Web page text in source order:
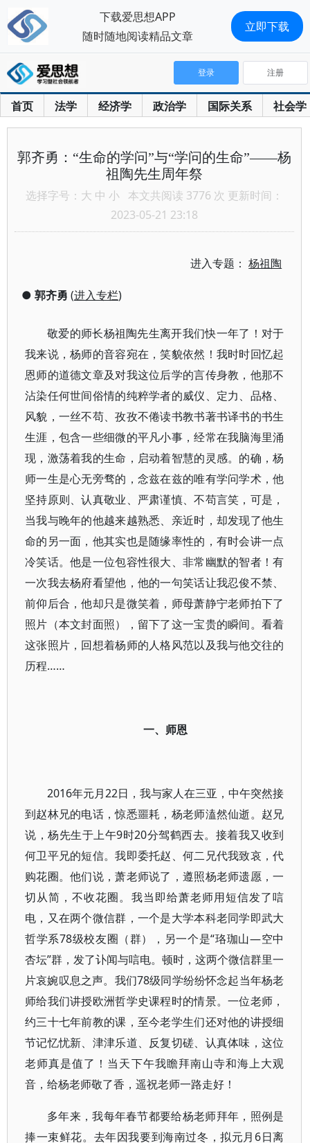
首页 法学 经济学 政治学 国际关系 社会学
登录 注册
郭齐勇：“生命的学问”与“学问的生命”——杨
祖陶先生周年祭
选择字号： 大 中 小 本文共阅读 3776 次 更新时间：
2023-05-21 23:18
进入专题：杨祖陶
● 郭齐勇 (进入专栏)
敬爱的师长杨祖陶先生离开我们快一年了！对于
我来说，杨师的音容宛在，笑貌依然！我时时回忆起
恩师的道德文章及对我这位后学的言传身教，他那不
沾染任何世间俗情的纯粹学者的威仪、定力、品格、
风貌，一丝不苟、孜孜不倦读书教书著书译书的书生
生涯，包含一些细微的平凡小事，经常在我脑海里涌
现，激荡着我的生命，启动着智慧的灵感。的确，杨
师一生是心无旁骛的，念兹在兹的唯有学问学术，他
坚持原则、认真敬业、严肃谨慎、不苟言笑，可是，
当我与晚年的他越来越熟悉、亲近时，却发现了他生
命的另一面，他其实也是随缘率性的，有时会讲一点
冷笑话。他是一位包容性很大、非常幽默的智者！有
一次我去杨府看望他，他的一句笑话让我忍俊不禁、
前仰后合，他却只是微笑着，师母萧静宁老师拍下了
照片（本文封面照），留下了这一宝贵的瞬间。看着
这张照片，回想着杨师的人格风范以及我与他交往的
历程……
一、师恩
2016年元月22日，我与家人在三亚，中午突然接
到赵林兄的电话，惊悉噩耗，杨老师溘然仙逝。赵兄
说，杨先生于上午9时20分驾鹤西去。接着我又收到
何卫平兄的短信。我即委托赵、何二兄代我致哀，代
购花圈。他们说，萧老师说了，遵照杨老师遗愿，一
切从简，不收花圈。我当即给萧老师用短信发了唁
电，又在两个微信群，一个是大学本科老同学即武大
哲学系78级校友圈（群），另一个是“珞珈山—空中
杏坛”群，发了讣闻与唁电。顿时，这两个微信群里一
片哀婉叹息之声。我们78级同学纷纷怀念起当年杨老
师给我们讲授欧洲哲学史课程时的情景。一位老师，
约三十七年前教的课，至今老学生们还对他的讲授细
节记忆忧新、津津乐道、反复切磋、认真体味，这位
老师真是值了！当天下午我瞻拜南山寺和海上大观
音，给杨老师敬了香，遥祝老师一路走好！
多年来，我每年春节都要给杨老师拜年，照例是
捧一束鲜花。去年因我要到海南过冬，拟元月6日离
下载爱思想APP
随时随地阅读精品文章
立即下载